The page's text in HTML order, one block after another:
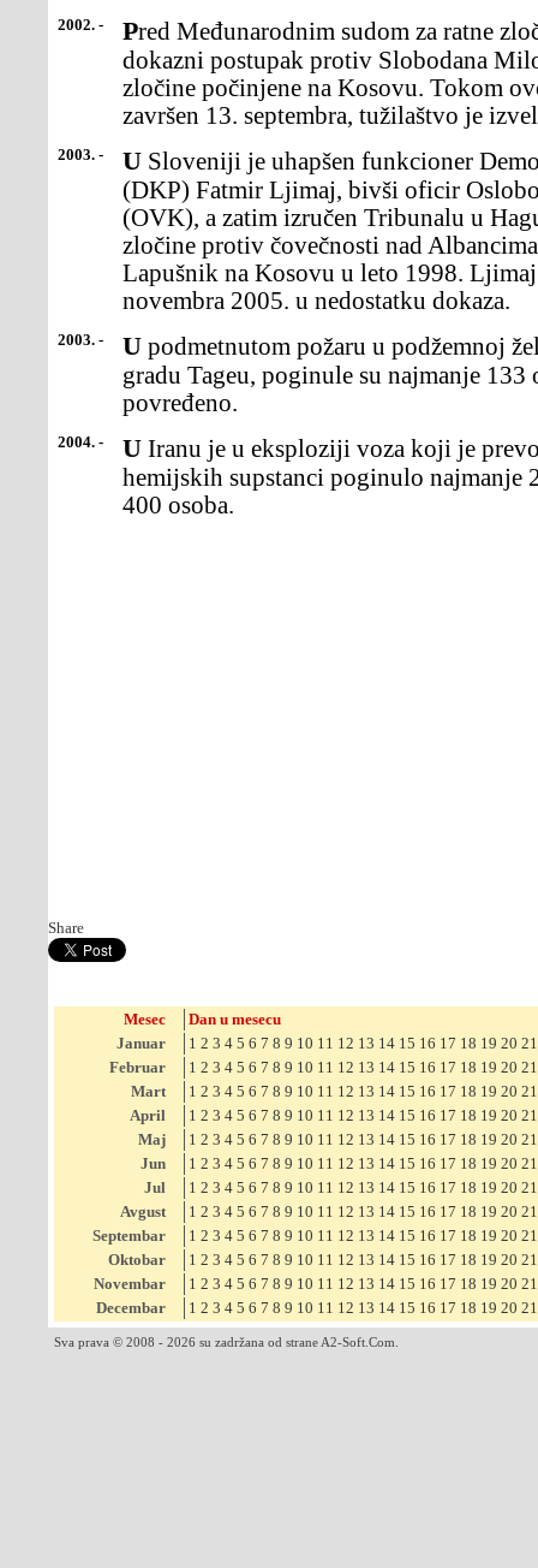
2002. - Pred Međunarodnim sudom za ratne zločine u Hagu počeo je
dokazni postupak protiv Slobodana
zločine počinjene na Kosovu. Tokom
završen 13. septembra, tužilaštvo je
2003. - U Sloveniji je uhapšen funkcioner Demokratske partije Kosova
(DKP) Fatmir Ljimaj, bivši oficir
(OVK), a zatim izručen Tribunalu u
zločine protiv čovečnosti nad
Lapušnik na Kosovu u leto 1998.
novembra 2005. u nedostatku dokaza.
2003. - U podmetnutom požaru u podžemnoj železnici u južnokorejskom
gradu Tageu, poginule su najmanje 133
povređeno.
2004. - U Iranu je u eksploziji voza koji je prevozio mešavinu nafte i
hemijskih supstanci poginulo najmanje
400 osoba.
Share
Mesec
Dan u mesecu
Januar
1 2 3 4 5 6 7 8 9 10 11 12 13 14 15 16 17 18 19 20 21
Februar
1 2 3 4 5 6 7 8 9 10 11 12 13 14 15 16 17 18 19 20 21
Mart
1 2 3 4 5 6 7 8 9 10 11 12 13 14 15 16 17 18 19 20 21
April
1 2 3 4 5 6 7 8 9 10 11 12 13 14 15 16 17 18 19 20 21
Maj
1 2 3 4 5 6 7 8 9 10 11 12 13 14 15 16 17 18 19 20 21
Jun
1 2 3 4 5 6 7 8 9 10 11 12 13 14 15 16 17 18 19 20 21
Jul
1 2 3 4 5 6 7 8 9 10 11 12 13 14 15 16 17 18 19 20 21
Avgust
1 2 3 4 5 6 7 8 9 10 11 12 13 14 15 16 17 18 19 20 21
Septembar
1 2 3 4 5 6 7 8 9 10 11 12 13 14 15 16 17 18 19 20 21
Oktobar
1 2 3 4 5 6 7 8 9 10 11 12 13 14 15 16 17 18 19 20 21
Novembar
1 2 3 4 5 6 7 8 9 10 11 12 13 14 15 16 17 18 19 20 21
Decembar
1 2 3 4 5 6 7 8 9 10 11 12 13 14 15 16 17 18 19 20 21
Sva prava © 2008 - 2026 su zadržana od strane A2-Soft.Com.